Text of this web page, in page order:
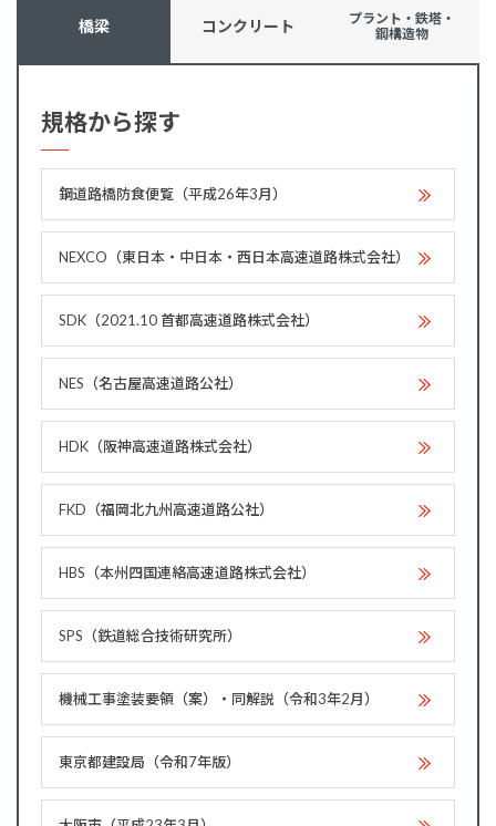
橋梁 コンクリート
プラント・鉄塔・
鋼構造物
規格から探す
鋼道路橋防食便覧（平成26年3月）
NEXCO（東日本・中日本・西日本高速道路株式会社）
SDK（2021.10 首都高速道路株式会社）
NES（名古屋高速道路公社）
HDK（阪神高速道路株式会社）
FKD（福岡北九州高速道路公社）
HBS（本州四国連絡高速道路株式会社）
SPS（鉄道総合技術研究所）
機械工事塗装要領（案）・同解説（令和3年2月）
東京都建設局（令和7年版）